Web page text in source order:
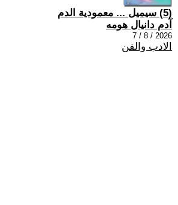
(5) سيميل ... معمودية الدم
آدم دانيال هومه
2026 / 8 / 7
الادب والفن